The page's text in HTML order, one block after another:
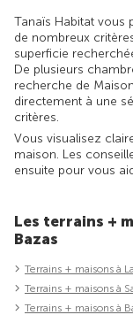
Tanaïs Habitat vous
de nombreux
superficie
De plusieurs
recherche de
directement à une
critères.
Vous visualisez
maison. Les
ensuite pour vous
Les terrains +
Bazas
Terrains + maisons à
Terrains + maisons à
Terrains + maisons à